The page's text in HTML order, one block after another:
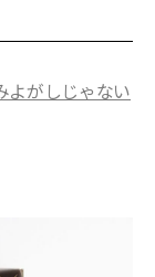
よがしじゃない